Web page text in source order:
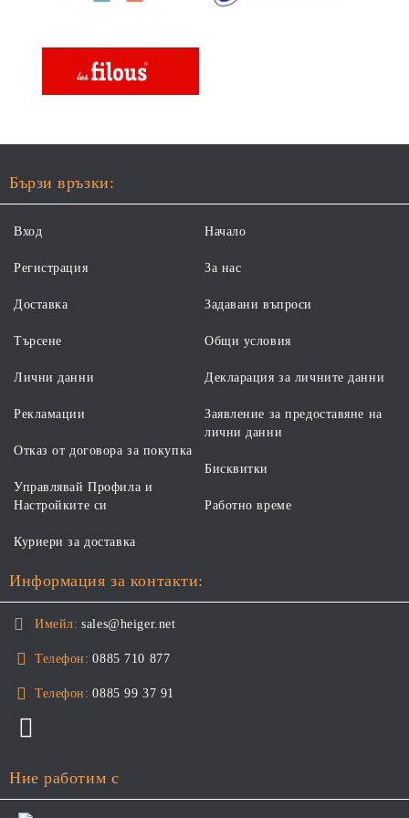
Бързи връзки:
Вход
Регистрация
Доставка
Търсене
Начало
За нас
Задавани въпроси
Общи условия
Лични данни
Рекламации
Отказ от договора за покупка
Управлявай Профила и
Настройките си
Декларация за личните данни
Заявление за предоставяне на
лични данни
Бисквитки
Работно време
Куриери за доставка
Информация за контакти:
Имейл: sales@heiger.net
Телефон: 0885 710 877
Телефон: 0885 99 37 91
Ние работим с